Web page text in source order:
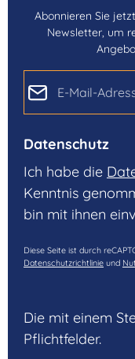
Abonnieren Sie
Newsletter, um
Datenschutz
Ich habe die
Kenntnis
bin mit ihnen
Diese Seite ist durch
Datenschutzrichtlinie und
Die mit einem
Pflichtfelder.